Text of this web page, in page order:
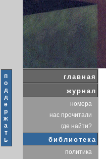
п
о
д
д
е
р
ж
а
т
ь
главная
журнал
номера
нас прочитали
где найти?
библиотека
политика